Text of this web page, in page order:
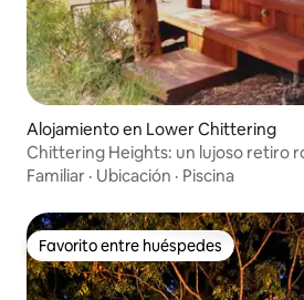
Alojamiento en Lower Chittering
Chittering Heights: un lujoso retiro
Familiar · Ubicación · Piscina
Favorito entre huéspedes
Favorito entre huéspedes